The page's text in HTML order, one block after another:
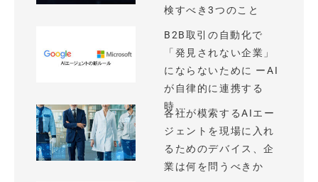
検すべき3つのこと
B2B取引の自動化で
「発見されない企業」
にならないために ーAI
が自律的に連携する
時...
各社が模索するAIエー
ジェントを現場に入れ
るためのデバイス、企
業は何を問うべきか